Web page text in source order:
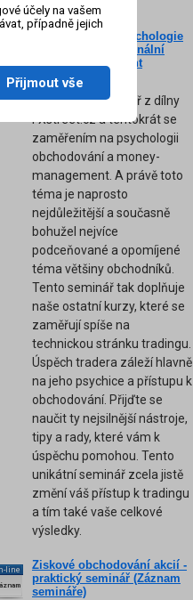
Nový seminář: Psychologie
tradingu a profesionální
Money-Management
(Záznam semináře)
Zcela nový seminář z dílny
FXstreet.cz a tentokrát se
zaměřením na psychologii
obchodování a money-
management. A právě toto
téma je naprosto
nejdůležitější a současně
bohužel nejvíce
podceňované a opomíjené
téma většiny obchodníků.
Tento seminář tak doplňuje
naše ostatní kurzy, které se
zaměřují spíše na
technickou stránku tradingu.
Úspěch tradera záleží hlavně
na jeho psychice a přístupu k
obchodování. Přijďte se
naučit ty nejsilnější nástroje,
tipy a rady, které vám k
úspěchu pomohou. Tento
unikátní seminář zcela jistě
změní váš přístup k tradingu
a tím také vaše celkové
výsledky.
line
Ziskové obchodování akcií -
praktický seminář (Záznam
semináře)
účely na vašem
případně jejich
Přijmout vše